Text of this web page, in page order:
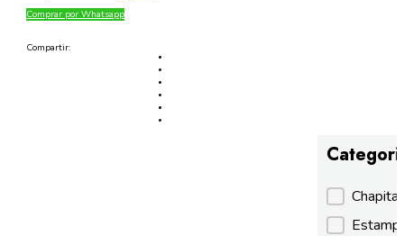
Comprar por Whatsapp
Compartir: